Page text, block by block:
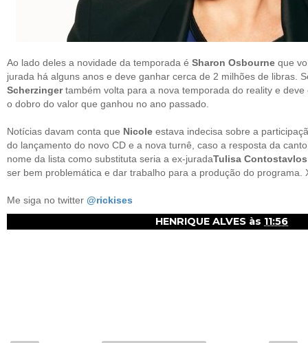
Ao lado deles a novidade da temporada é Sharon Osbourne que
jurada há alguns anos e deve ganhar cerca de 2 milhões de libras.
Scherzingertambém volta para a nova temporada do reality e
o dobro do valor que ganhou no ano passado.
Notícias davam conta que Nicole estava indecisa sobre a
do lançamento do novo CD e a nova turnê, caso a resposta da
nome da lista como substituta seria a ex-juradaTulisa Contostavlos
ser bem problemática e dar trabalho para a produção do programa.
Me siga no twitter @rickises
HENRIQUE ALVES às 11:56